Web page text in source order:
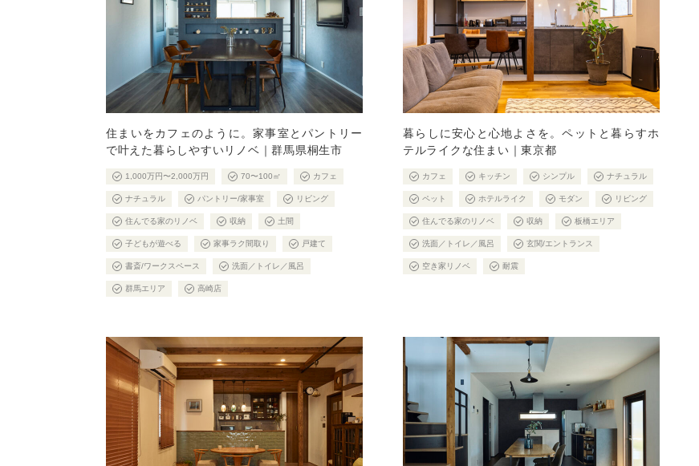
住まいをカフェのように。家事室とパントリー
で叶えた暮らしやすいリノベ｜群馬県桐生市
1,000万円〜2,000万円 70〜100㎡ カフェ
ナチュラル パントリー/家事室 リビング
住んでる家のリノベ 収納 土間
子どもが遊べる 家事ラク間取り 戸建て
書斎/ワークスペース 洗面／トイレ／風呂
群馬エリア 高崎店
暮らしに安心と心地よさを。ペットと暮らすホ
テルライクな住まい｜東京都
カフェ キッチン シンプル ナチュラル
ペット ホテルライク モダン リビング
住んでる家のリノベ 収納 板橋エリア
洗面／トイレ／風呂 玄関/エントランス
空き家リノベ 耐震